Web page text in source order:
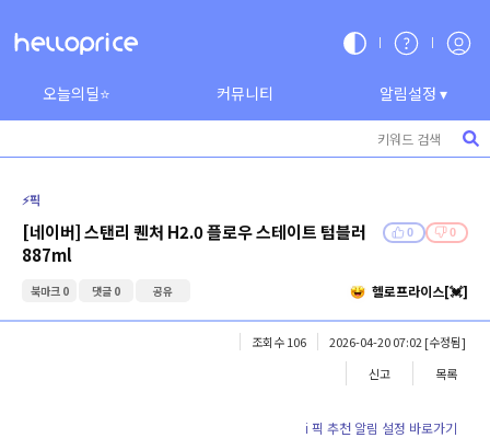
오늘의딜⭐ 커뮤니티 알림설정 ▾
⚡️픽
[네이버] 스탠리 퀜처 H2.0 플로우 스테이트 텀블러
887ml
0 0
북마크 0 댓글 0 공유 헬로프라이스[💓]
조회수 106 2026-04-20 07:02 [수정됨]
신고
목록
ℹ️ 픽 추천 알림 설정 바로가기